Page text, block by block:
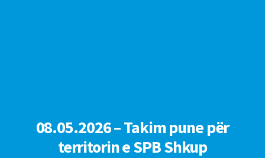
08.05.2026 – Takim pune për
territorin e SPB Shkup